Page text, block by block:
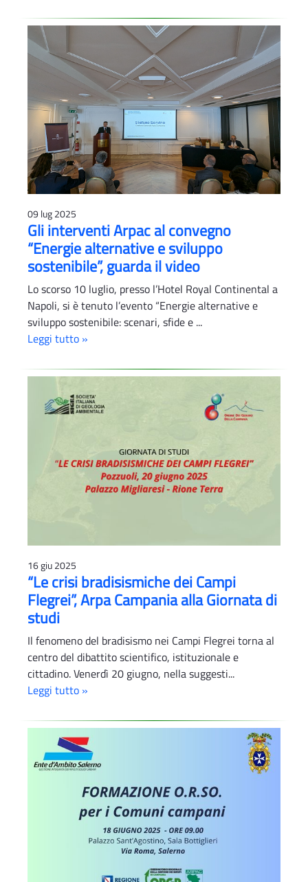
09 lug 2025
Gli interventi Arpac al convegno
“Energie alternative e sviluppo
sostenibile”, guarda il video
Lo scorso 10 luglio, presso l’Hotel Royal Continental a
Napoli, si è tenuto l’evento “Energie alternative e
sviluppo sostenibile: scenari, sfide e ...
Leggi tutto »
16 giu 2025
“Le crisi bradisismiche dei Campi
Flegrei”, Arpa Campania alla Giornata di
studi
Il fenomeno del bradisismo nei Campi Flegrei torna al
centro del dibattito scientifico, istituzionale e
cittadino. Venerdì 20 giugno, nella suggesti...
Leggi tutto »